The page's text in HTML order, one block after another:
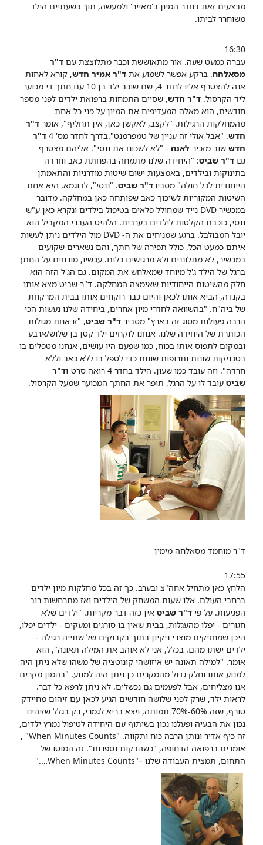
מבצעים זאת בחדר המיון ב'מאייר' ולמעשה, תוך כשעתיים הילד
משוחרר לביתו.
16:30
עברה כמעט שעה. אור מתאוששת וכבר מתלוצצת עם ד"ר
מסאלחה. ברקע אפשר לשמוע את ד"ר אמיר חדש, קורא לאחות
אנה להצטרף אליו לחדר 4, שם שוכב ילד בן 10 עם חתך די מכוער
ליד הקרסול. ד"ר חדש, שסיים התמחות ברפואת ילדים לפני מספר
חודשים, הוא מאלה המעדיפים את המיון על פני כל אחת
מהמחלקות הרגילות. "לקצב, לאקשן כאן, אין תחליף", אומר ד"ר
חדש. "אבל אולי זה עניין של טמפרמנט".בדרך לחדר מס' 4
ד"ר
חדש שוב מזכיר לאנה - "לא לשכוח את ננסי". אליהם מצטרף
גם ד"ר שביט: "היחידה שלנו מתמחה בהפחתת כאב וחרדה
בתינוקות ובילדים, באמצעות ישום שיטות מודרניות והתאמתן
הייחודית לכל חולה" מסבירד"ר שביט. "ננסי", לדוגמא, היא אחת
השיטות המקוריות לשיכוך כאב שפותחה כאן במחלקה. מדובר
במכשיר DVD נייד שמחולל פלאים בטיפול בילדים ונקרא כאן ע"ש
ננסי, כוכבת הקלטות לילדים בערבית. הלהיט העברי המקביל הוא
יובל המבולבל. ברגע שמניחים את ה- DVD מול הילדים ניתן לעשות
איתם כמעט הכל, כולל תפירה של חתך, והם נשארים שקועים
במכשיר, לא מתלוננים ולא מרגישים כלום. עכשיו, מורחים על החתך
ברגל של הילד ג'ל מיוחד שמאלחש את המקום. גם הג'ל הזה הוא
חלק מהשיטות הייחודיות שאימצה המחלקה. ד"ר שביט מצא אותו
בקנדה, הביא אותו לכאן והיום כבר רוקחים אותו בבית המרקחת
של ביה"ח. "בהשוואה לחדרי מיון אחרים, ביחידה שלנו נעשות הכי
הרבה פעולות מסוג זה בארץ" מסביר ד"ר שביט, "זו אחת מגולות
הכותרת של היחידה שלנו. אנחנו לוקחים ילד קטן בן שלוש/ארבע
ובמקום לתפוס אותו בכוח, כמו שפעם היו עושים, אנחנו מטפלים בו
בטכניקות שונות ותרופות שונות כדי לטפל בו ללא כאב וללא
חרדה". וזה עובד כמו שעון. הילד בחדר 4 רואה סרט
וד"ר
שביט עובד לו על הרגל, תופר את החתך המכוער שמעל הקרסול.
ד"ר מוחמד מסאלחה מימין
17:55
הלחץ כאן מתחיל אחה"צ ובערב. כך זה בכל מחלקות מיון ילדים
ברחבי העולם. אלו שעות המשחק של הילדים ואז מתרחשות רוב
הפגיעות. על פי ד"ר שביט אין כזה דבר מקריות. "ילדים שלא
חגורים - יפלו מהעגלות, בבית שאין בו סורגים ומעקים - ילדים יפלו,
היכן שמחזיקים מוצרי ניקיון בתוך בקבוקים של שתייה רגילה -
ילדים ישתו מהם. בכלל, אני לא אוהב את המילה תאונה", הוא
אומר. "למילה תאונה יש איזושהי קונוטציה של משהו שלא ניתן היה
למנוע אותו וחלק גדול מהמקרים כן ניתן היה למנוע. "בהמון מקרים
אנו מצליחים, אבל לפעמים גם נכשלים. לא ניתן לרפא כל דבר.
לראות ילד, שרק לפני שלושה חודשים הגיע לכאן עם זיהום מחיידק
טורף, שזה 60%-70% תמותה, ויצא בריא לגמרי, רק בגלל שזיהינו
נכון את הבעיה ופעלנו נכון בשיתוף עם היחידה לטיפול נמרץ ילדים,
זה כיף אדיר ונותן הרבה כוח ותקווה.
"When Minutes Counts" ,
אומרים ברפואה הדחופה, "כשהדקות נספרות". זה המוטו של
התחום, תמצית העבודה שלנו –"When Minutes Counts…."